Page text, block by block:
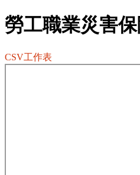
勞工職業災害
CSV工作表